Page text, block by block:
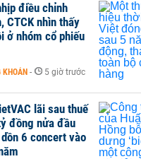
điều chỉnh
CTCK nhìn thấy
ở nhóm cổ phiếu
KHOÁN - 5 giờ trước
lãi sau thuế
đồng nửa đầu
6 concert vào